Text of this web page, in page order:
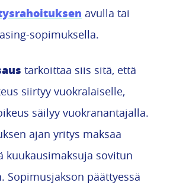
avulla tai
sopimuksella.
tarkoittaa siis sitä, että
siirtyy vuokralaiselle,
säilyy vuokranantajalla.
ajan yritys maksaa
kuukausimaksuja sovitun
Sopimusjakson päättyessä